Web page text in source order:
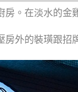
房。在淡水的金
房外的裝璜跟招